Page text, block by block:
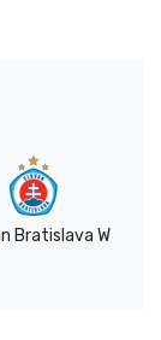
Bratislava W